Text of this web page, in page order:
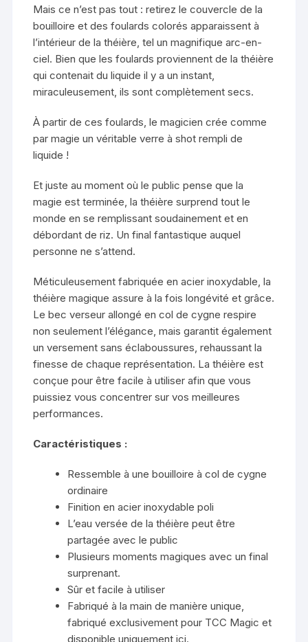
Mais ce n’est pas tout : retirez le couvercle de la
bouilloire et des foulards colorés apparaissent à
l’intérieur de la théière, tel un magnifique arc-en-
ciel. Bien que les foulards proviennent de la théière
qui contenait du liquide il y a un instant,
miraculeusement, ils sont complètement secs.
À partir de ces foulards, le magicien crée comme
par magie un véritable verre à shot rempli de
liquide !
Et juste au moment où le public pense que la
magie est terminée, la théière surprend tout le
monde en se remplissant soudainement et en
débordant de riz. Un final fantastique auquel
personne ne s’attend.
Méticuleusement fabriquée en acier inoxydable, la
théière magique assure à la fois longévité et grâce.
Le bec verseur allongé en col de cygne respire
non seulement l’élégance, mais garantit également
un versement sans éclaboussures, rehaussant la
finesse de chaque représentation. La théière est
conçue pour être facile à utiliser afin que vous
puissiez vous concentrer sur vos meilleures
performances.
Caractéristiques :
Ressemble à une bouilloire à col de cygne
ordinaire
Finition en acier inoxydable poli
L’eau versée de la théière peut être
partagée avec le public
Plusieurs moments magiques avec un final
surprenant.
Sûr et facile à utiliser
Fabriqué à la main de manière unique,
fabriqué exclusivement pour TCC Magic et
disponible uniquement ici.